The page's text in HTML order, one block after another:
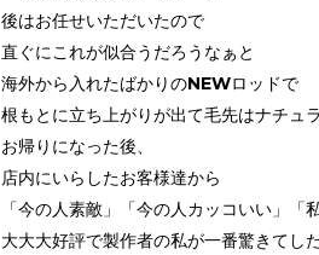
後はお任せいただいたので
直ぐにこれが似合うだろうなぁと
海外から入れたばかりのNEWロッドで
根もとに立ち上がりが出て毛先はナチュ
お帰りになった後、
店内にいらしたお客様達から
「今の人素敵」「今の人カッコいい」
大大大好評で製作者の私が一番驚きてし